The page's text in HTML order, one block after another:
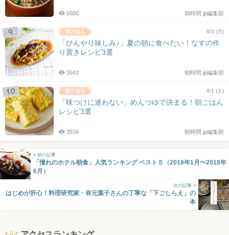
朝時間.jp編集部
5600
8/3 (月)
「ひんやり味しみ♪」夏の朝に食べたい！なすの作
り置きレシピ3選
朝時間.jp編集部
3543
8/1 (土)
「味つけに迷わない」めんつゆで決まる！朝ごはん
レシピ3選
朝時間.jp編集部
3534
« 前の記事
「憧れのホテル朝食」人気ランキング ベスト５（2018年1月〜2018年
6月）
次の記事 »
はじめが肝心！料理研究家・有元葉子さんの丁寧な「下ごしらえ」の
本